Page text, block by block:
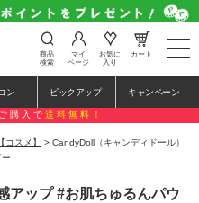
t
o
e
n
a
a
商品
検索
マイ
ページ
お気に
入り
カート
ン ピックアップ キャンペーン
購入で 送料無料！
コスメ】
> CandyDoll（キャンディドール）
アップ #お肌ちゅるんパウ